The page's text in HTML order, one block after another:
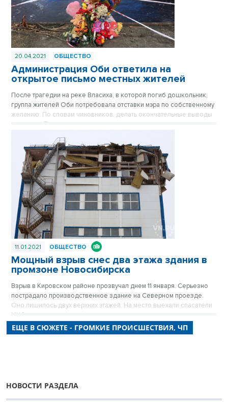
20.04.2021 ОБЩЕСТВО
Администрация Оби ответила на
открытое письмо местных жителей
После трагедии на реке Власиха, в которой погиб дошкольник,
группа жителей Оби потребовала отставки мэра по собственному
желанию. По словам чиновников, делать окончательные выводы
еще рано. По двум несчастным случаям, произошедшим в городе
действия. Похороны утонувшего 6-летнего Максима Ф. пройдут в
городе Обь, сегодня, 20 апреля.
11.01.2021 ОБЩЕСТВО
Мощный взрыв снес два этажа здания в
промзоне Новосибирска
Взрыв в Кировском районе прозвучал днем 11 января. Серьезно
пострадало производственное здание на Северном проезде.
Оно лишилось двух верхних этажей. На место выехали спасатели
МЧС.
ЕЩЕ В СЮЖЕТЕ - ГРОМКИЕ ПРОИСШЕСТВИЯ, ЧП
НОВОСТИ РАЗДЕЛА